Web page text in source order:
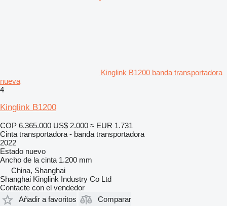
Kinglink B1200 banda transportadora
nueva
4
Kinglink B1200
COP 6.365.000 US$ 2.000 ≈ EUR 1.731
Cinta transportadora - banda transportadora
2022
Estado nuevo
Ancho de la cinta 1.200 mm
China, Shanghai
Shanghai Kinglink Industry Co Ltd
Contacte con el vendedor
Añadir a favoritos
Comparar